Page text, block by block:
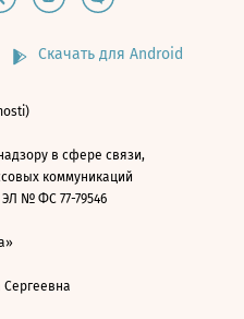
Скачать для Android
в сфере связи,
коммуникаций
ЭЛ № ФС 77-79546
Сергеевна